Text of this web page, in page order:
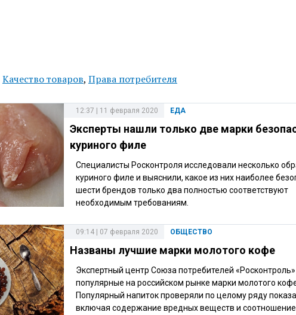
Качество товаров, Права потребителя
12:37 | 11 февраля 2020 ЕДА
Эксперты нашли только две марки
куриного филе
Специалисты Росконтроля исследовали несколько
куриного филе и выяснили, какое из них наиболее
шести брендов только два полностью соответствуют
необходимым требованиям.
09:14 | 07 февраля 2020 ОБЩЕСТВО
Названы лучшие марки молотого кофе
Экспертный центр Союза потребителей
популярные на российском рынке марки молотого
Популярный напиток проверяли по целому ряду
включая содержание вредных веществ и